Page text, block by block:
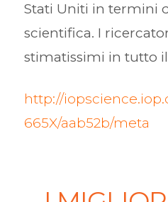
Stati Uniti in termini
scientifica. I
stimatissimi in tutto
http://
665X/aab52b/meta